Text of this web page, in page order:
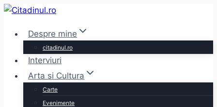
Skip
contentDespre mine
citadinul.ro
Interviuri
Arta si Cultura
Carte
Evenimente